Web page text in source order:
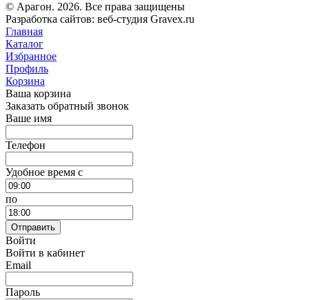
© Арагон. 2026. Все права защищены
Разработка сайтов: веб-студия Gravex.ru
Главная
Каталог
Избранное
Профиль
Корзина
Ваша корзина
Заказать обратный звонок
Ваше имя
Телефон
Удобное время c
по
Отправить
Войти
Войти в кабинет
Email
Пароль